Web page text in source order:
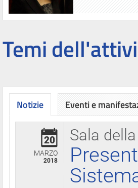
Temi
Notizie
Sala
20
MARZO
2018
Eventi e